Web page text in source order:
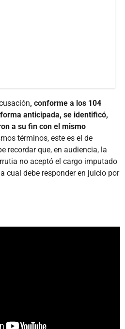
, conforme a los 104
anticipada, se identificó,
a su fin con el mismo
términos, este es el de
recordar que, en audiencia, la
no aceptó el cargo imputado
cual debe responder en juicio por